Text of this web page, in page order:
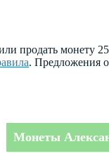
продать монету
. Предложения
Монеты